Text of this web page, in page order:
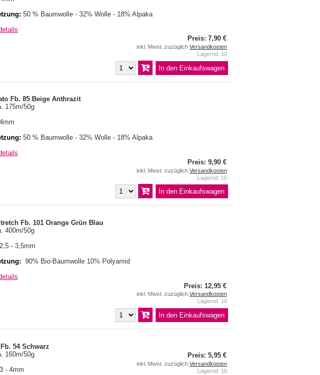
50 % Baumwolle - 32% Wolle - 18% Alpaka
Preis: 7,90 €
inkl. Mwst. zuzüglich Versandkosten
Lagernd: 10
Fb. 85 Beige Anthrazit
175m/50g
4mm
50 % Baumwolle - 32% Wolle - 18% Alpaka
Preis: 9,90 €
inkl. Mwst. zuzüglich Versandkosten
Lagernd: 10
Fb. 101 Orange Grün Blau
400m/50g
2,5 - 3,5mm
90% Bio-Baumwolle 10% Polyamid
Preis: 12,95 €
inkl. Mwst. zuzüglich Versandkosten
Lagernd: 10
54 Schwarz
160m/50g
3 - 4mm
Preis: 5,95 €
inkl. Mwst. zuzüglich Versandkosten
Lagernd: 10